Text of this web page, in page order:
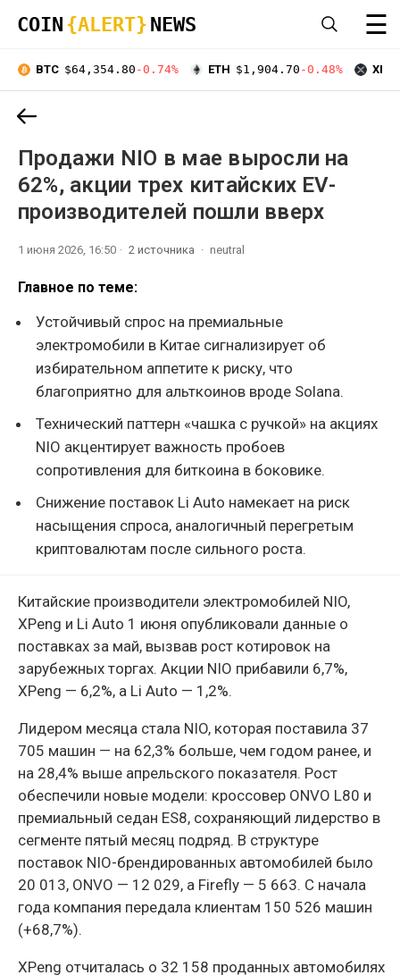
COIN {ALERT} NEWS ☰
BTC $64,354.80 -0.74% ETH $1,904.70 -0.48% XRP
Продажи NIO в мае выросли на
62%, акции трех китайских EV-
производителей пошли вверх
1 июня 2026, 16:50 2 источника neutral
Главное по теме:
Устойчивый спрос на премиальные
электромобили в Китае сигнализирует об
избирательном аппетите к риску, что
благоприятно для альткоинов вроде Solana.
Технический паттерн «чашка с ручкой» на акциях
NIO акцентирует важность пробоев
сопротивления для биткоина в боковике.
Снижение поставок Li Auto намекает на риск
насыщения спроса, аналогичный перегретым
криптовалютам после сильного роста.
Китайские производители электромобилей NIO,
XPeng и Li Auto 1 июня опубликовали данные о
поставках за май, вызвав рост котировок на
зарубежных торгах. Акции NIO прибавили 6,7%,
XPeng — 6,2%, а Li Auto — 1,2%.
Лидером месяца стала NIO, которая поставила 37
705 машин — на 62,3% больше, чем годом ранее, и
на 28,4% выше апрельского показателя. Рост
обеспечили новые модели: кроссовер ONVO L80 и
премиальный седан ES8, сохраняющий лидерство в
сегменте пятый месяц подряд. В структуре
поставок NIO-брендированных автомобилей было
20 013, ONVO — 12 029, а Firefly — 5 663. С начала
года компания передала клиентам 150 526 машин
(+68,7%).
XPeng отчиталась о 32 158 проданных автомобилях